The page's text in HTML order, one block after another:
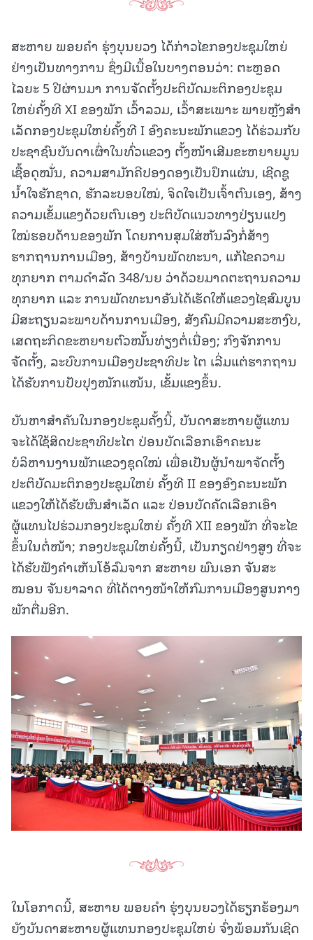
ສະຫາຍ ພອຍຄຳ ຮຸ່ງບຸນຍວງ ໄດ້ກ່າວໄຂກອງປະຊຸມໃຫຍ່
ຢ່າງເປັນທາງການ ຊຶ່ງມີເນື້ອໃນບາງຕອນວ່າ: ຕະຫຼອດ
ໄລຍະ 5 ປີຜ່ານມາ ການຈັດຕັ້ງປະຕິບັດມະຕິກອງປະຊຸມ
ໃຫຍ່ຄັ້ງທີ XI ຂອງພັກ ເວົ້າລວມ, ເວົ້າສະເພາະ ພາຍຫຼັງສໍາ
ເລັດກອງປະຊຸມໃຫຍ່ຄັ້ງທີ I ອົງຄະນະພັກແຂວງ ໄດ້ຮ່ວມກັບ
ປະຊາຊົນບັນດາເຜົ່າໃນທົ່ວແຂວງ ຕັ້ງໜ້າເສີມຂະຫຍາຍມູນ
ເຊື້ອດຸໝັ່ນ, ຄວາມສາມັກຄີປອງດອງເປັນປຶກແຜ່ນ, ເຊີດຊູ
ນ້ຳໃຈຮັກຊາດ, ຮັກລະບອບໃໝ່, ຈິດໃຈເປັນເຈົ້າຕົນເອງ, ສ້າງ
ຄວາມເຂັ້ມແຂງດ້ວຍຕົນເອງ ປະຕິບັດແນວທາງປ່ຽນແປງ
ໃໝ່ຮອບດ້ານຂອງພັກ ໂດຍການສຸມໃສ່ຫັນລົງກໍ່ສ້າງ
ຮາກຖານການເມືອງ, ສ້າງບ້ານພັດທະນາ, ແກ້ໄຂຄວາມ
ທຸກຍາກ ຕາມດຳລັດ 348/ນຍ ວ່າດ້ວຍມາດຕະຖານຄວາມ
ທຸກຍາກ ແລະ ການພັດທະນາອັນໄດ້ເຮັດໃຫ້ແຂວງໄຊສົມບູນ
ມີສະຖຽນລະພາບດ້ານການເມືອງ, ສັງຄົມມີຄວາມສະຫງົບ,
ເສດຖະກິດຂະຫຍາຍຕົວໝັ້ນທ່ຽງຕໍ່ເນື່ອງ; ກົງຈັກການ
ຈັດຕັ້ງ, ລະບົບການເມືອງປະຊາທິປະ ໄຕ ເລີ່ມແຕ່ຮາກຖານ
ໄດ້ຮັບການປັບປຸງໜັກແໜ້ນ, ເຂັ້ມແຂງຂຶ້ນ.
ບັນຫາສຳຄັນໃນກອງປະຊຸມຄັ້ງນີ້, ບັນດາສະຫາຍຜູ້ແທນ
ຈະໄດ້ໃຊ້ສິດປະຊາທິປະໄຕ ປ່ອນບັດເລືອກເອົາຄະນະ
ບໍລິຫານງານພັກແຂວງຊຸດໃໝ່ ເພື່ອເປັນຜູ້ນຳພາຈັດຕັ້ງ
ປະຕິບັດມະຕິກອງປະຊຸມໃຫຍ່ ຄັ້ງທີ II ຂອງອົງຄະນະພັກ
ແຂວງໃຫ້ໄດ້ຮັບຜົນສຳເລັດ ແລະ ປ່ອນບັດຄັດເລືອກເອົາ
ຜູ້ແທນໄປຮ່ວມກອງປະຊຸມໃຫຍ່ ຄັ້ງທີ XII ຂອງພັກ ທີ່ຈະໄຂ
ຂຶ້ນໃນຕໍ່ໜ້າ; ກອງປະຊຸມໃຫຍ່ຄັ້ງນີ້, ເປັນກຽດຢ່າງສູງ ທີ່ຈະ
ໄດ້ຮັບຟັງຄຳເຫັນໂອ້ລົມຈາກ ສະຫາຍ ພົນເອກ ຈັນສະ
ໝອນ ຈັນຍາລາດ ທີ່ໄດ້ຕາງໜ້າໃຫ້ກົມການເມືອງສູນກາງ
ພັກຕື່ມອີກ.
ໃນໂອກາດນີ້, ສະຫາຍ ພອຍຄຳ ຮຸ່ງບຸນຍວງໄດ້ຮຽກຮ້ອງມາ
ຍັງບັນດາສະຫາຍຜູ້ແທນກອງປະຊຸມໃຫຍ່ ຈົ່ງພ້ອມກັນເຊີດ